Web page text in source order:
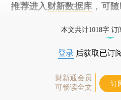
推荐进入 财新数据库 ，可
本文共计1018字 订
登录 后获取已订
财新通会员
可畅读全文
订